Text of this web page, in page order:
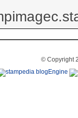
© Copyright